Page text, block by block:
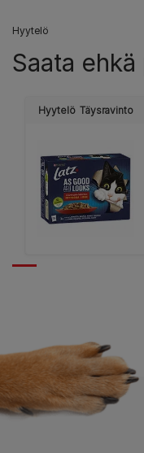
Hyytelö
Saata
Hyytelö Täysravinto